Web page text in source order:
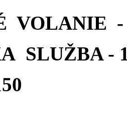
VOLANIE -
SLUŽBA -